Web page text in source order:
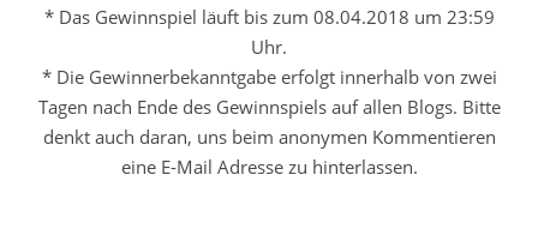
* Das Gewinnspiel läuft bis zum 08.04.2018 um 23:59
Uhr.
* Die Gewinnerbekanntgabe erfolgt innerhalb von zwei
Tagen nach Ende des Gewinnspiels auf allen Blogs. Bitte
denkt auch daran, uns beim anonymen Kommentieren
eine E-Mail Adresse zu hinterlassen.